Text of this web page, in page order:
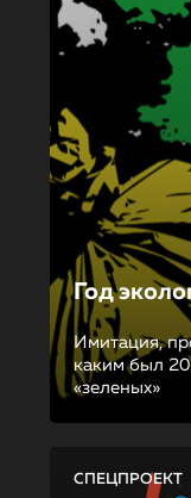
Год
Имитация,
каким был
«зеленых»
СПЕЦПРОЕКТ